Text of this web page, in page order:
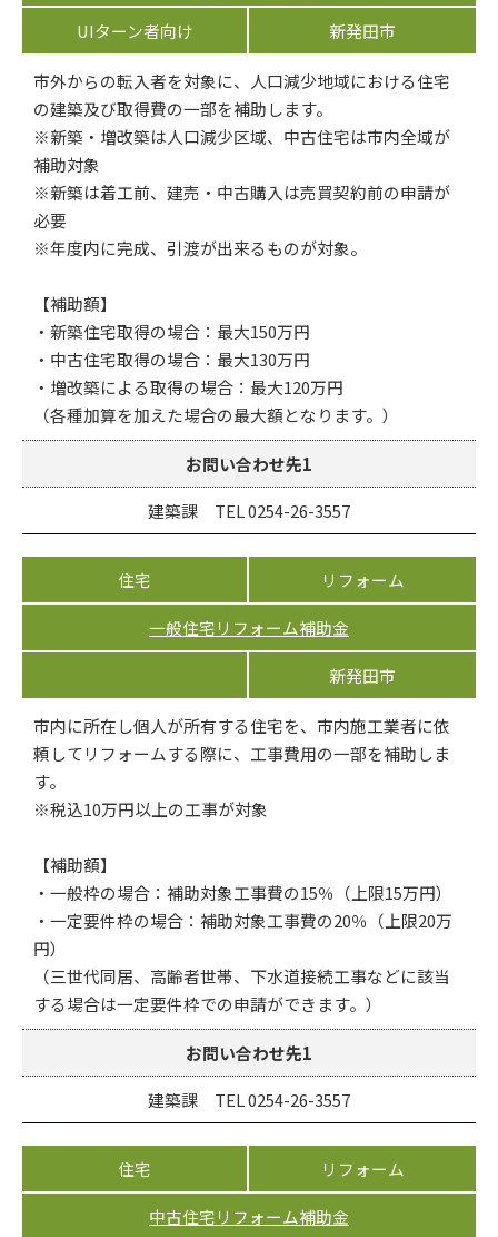
UIターン者向け 新発田市
市外からの転入者を対象に、人口減少地域における住宅
の建築及び取得費の一部を補助します。
※新築・増改築は人口減少区域、中古住宅は市内全域が
補助対象
※新築は着工前、建売・中古購入は売買契約前の申請が
必要
※年度内に完成、引渡が出来るものが対象。
【補助額】
・新築住宅取得の場合：最大150万円
・中古住宅取得の場合：最大130万円
・増改築による取得の場合：最大120万円
（各種加算を加えた場合の最大額となります。）
お問い合わせ先1
建築課 TEL 0254-26-3557
住宅 リフォーム
一般住宅リフォーム補助金
新発田市
市内に所在し個人が所有する住宅を、市内施工業者に依
頼してリフォームする際に、工事費用の一部を補助しま
す。
※税込10万円以上の工事が対象
【補助額】
・一般枠の場合：補助対象工事費の15％（上限15万円）
・一定要件枠の場合：補助対象工事費の20％（上限20万
円）
（三世代同居、高齢者世帯、下水道接続工事などに該当
する場合は一定要件枠での申請ができます。）
お問い合わせ先1
建築課 TEL 0254-26-3557
住宅 リフォーム
中古住宅リフォーム補助金